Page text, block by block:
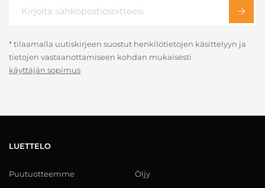
* tilaamalla uutiskirjeen suostut henkilötietojen käsittelyyn ja
tietojen vastaanottamiseen kohdan mukaisesti
käyttäjän sopimus
LUETTELO
Puutuotteemme Öljy